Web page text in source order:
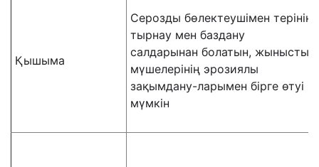
Қышыма
Серозды бөлектеушімен терінің
тырнау мен баздану
салдарынан болатын, жыныстық
мүшелерінің эрозиялы
зақымдану-ларымен бірге өтуі
мүмкін